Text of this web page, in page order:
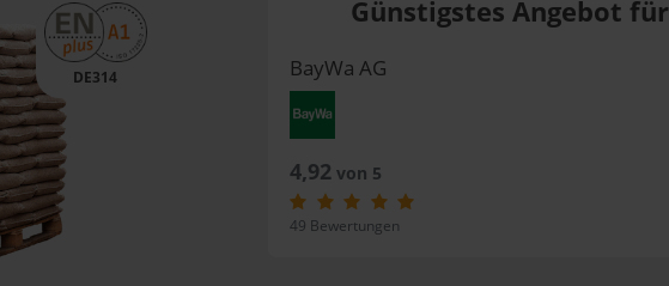
DE314
Günstigstes Angebot für
BayWa AG
4,92von 5
49 Bewertungen